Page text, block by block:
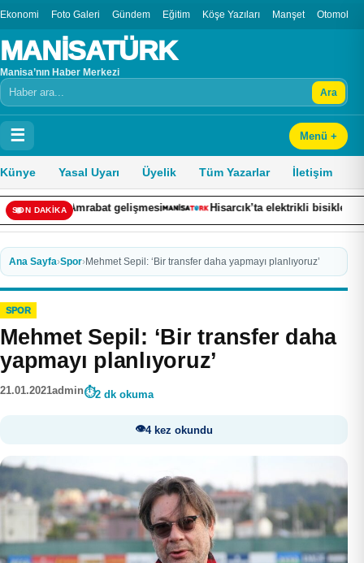
Ekonomi Foto Galeri Gündem Eğitim Köşe Yazıları Manşet Otomobil
MANİSATÜRK
Manisa’nın Haber Merkezi
Arama Ara
☰ Menü +
Künye Yasal Uyarı Üyelik Tüm Yazarlar İletişim
SON DAKİKAgelişmesi Hisarcık’ta elektrikli bisiklet kazası: 14
Ana Sayfa›Spor›Mehmet Sepil: ‘Bir transfer daha yapmayı planlıyoruz’
SPOR
Mehmet Sepil: ‘Bir transfer daha
yapmayı planlıyoruz’
21.01.2021admin 2 dk okuma
4 kez okundu